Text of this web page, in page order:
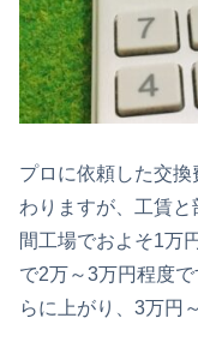
プロに依頼した交
わりますが、工賃と
間工場でおよそ1万
で2万～3万円程度
らに上がり、3万円